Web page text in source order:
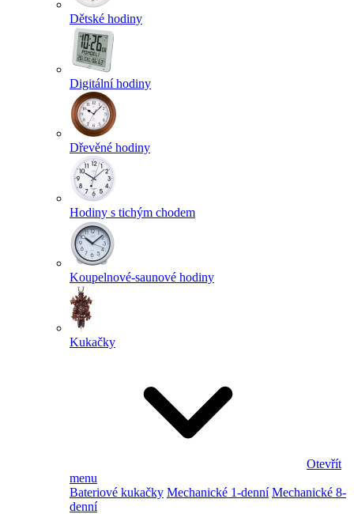
Dětské hodiny
Digitální hodiny
Dřevěné hodiny
Hodiny s tichým chodem
Koupelnové-saunové hodiny
Kukačky
Otevřít
menu
Bateriové kukačky Mechanické 1-denní Mechanické 8-
denní